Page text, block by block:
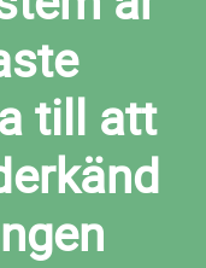
till att